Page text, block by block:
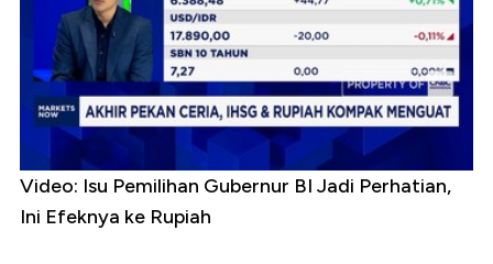
Video: Isu Pemilihan Gubernur BI Jadi Perhatian,
Ini Efeknya ke Rupiah